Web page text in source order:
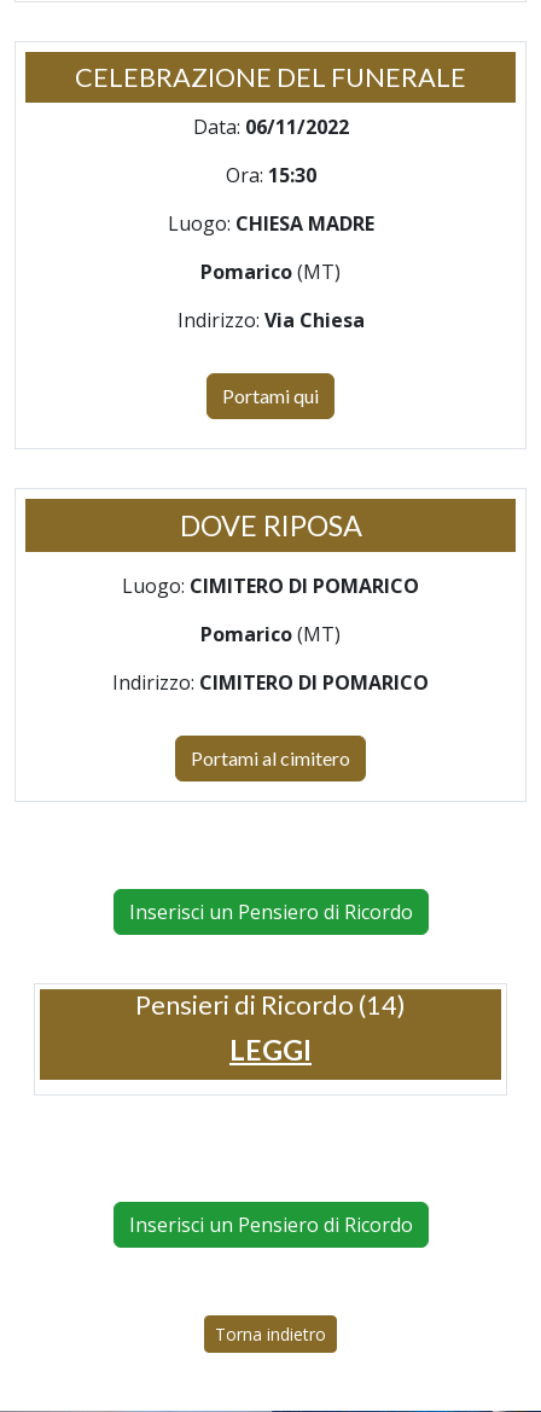
CELEBRAZIONE DEL FUNERALE
Data: 06/11/2022
Ora: 15:30
Luogo: CHIESA MADRE
Pomarico(MT)
Indirizzo: Via Chiesa
Portami qui
DOVE RIPOSA
Luogo: CIMITERO DI POMARICO
Pomarico(MT)
Indirizzo: CIMITERO DI POMARICO
Portami al cimitero
Inserisci un Pensiero di Ricordo
Pensieri di Ricordo (14)
LEGGI
Inserisci un Pensiero di Ricordo
Torna indietro